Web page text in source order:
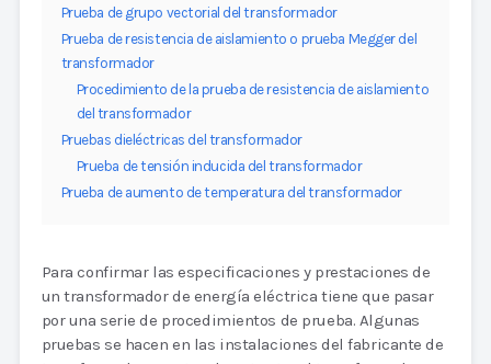
Prueba de grupo vectorial del transformador
Prueba de resistencia de aislamiento o prueba Megger del
transformador
Procedimiento de la prueba de resistencia de aislamiento
del transformador
Pruebas dieléctricas del transformador
Prueba de tensión inducida del transformador
Prueba de aumento de temperatura del transformador
Para confirmar las especificaciones y prestaciones de
un transformador de energía eléctrica tiene que pasar
por una serie de procedimientos de prueba. Algunas
pruebas se hacen en las instalaciones del fabricante de